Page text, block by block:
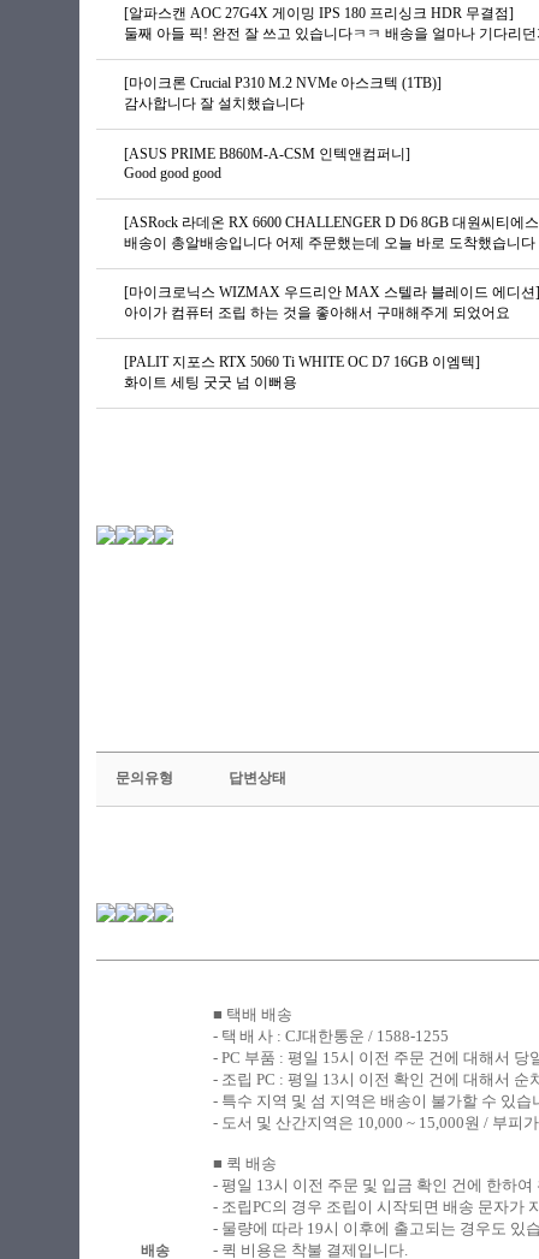
[알파스캔 AOC 27G4X 게이밍 IPS 180 프리싱크 HDR 무결점]
[마이크론 Crucial P310 M.2 NVMe 아스크텍 (1TB)]
감사합니다 잘 설치했습니다
[ASUS PRIME B860M-A-CSM 인텍앤컴퍼니]
Good good good
[ASRock 라데온 RX 6600 CHALLENGER D D6 8GB 대원씨티에
배송이 총알배송입니다 어제 주문했는데 오늘 바로 도착했습니
[마이크로닉스 WIZMAX 우드리안 MAX 스텔라 블레이드 에디션]
아이가 컴퓨터 조립 하는 것을 좋아해서 구매해주게 되었어요
[PALIT 지포스 RTX 5060 Ti WHITE OC D7 16GB 이엠텍]
화이트 세팅 굿굿 넘 이뻐용
문의유형 답변상태
배송
■ 택배 배송
​- 택 배 사 : CJ대한통운 / 1588-1255
- PC 부품 : 평일 15시 이전 주문 건에 대해서 당
- 조립 PC : 평일 13시 이전 확인 건에 대해서
- 특수 지역 및 섬 지역은 배송이 불가할 수 있습
- 도서 및 산간지역은 10,000 ~ 15,000원 / 부피
■ 퀵 배송
​- 평일 13시 이전 주문 및 입금 확인 건에 한하
- 조립PC의 경우 조립이 시작되면 배송 문자가
- 물량에 따라 19시 이후에 출고되는 경우도 있
- 퀵 비용은 착불 결제입니다.